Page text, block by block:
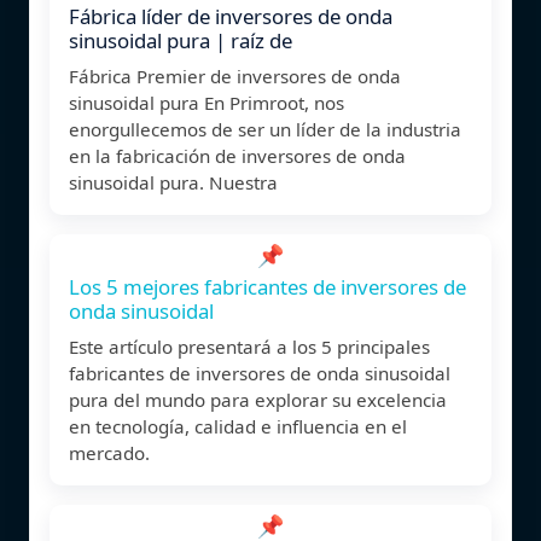
Fábrica líder de inversores de onda
sinusoidal pura | raíz de
Fábrica Premier de inversores de onda
sinusoidal pura En Primroot, nos
enorgullecemos de ser un líder de la industria
en la fabricación de inversores de onda
sinusoidal pura. Nuestra
📌
Los 5 mejores fabricantes de inversores de
onda sinusoidal
Este artículo presentará a los 5 principales
fabricantes de inversores de onda sinusoidal
pura del mundo para explorar su excelencia
en tecnología, calidad e influencia en el
mercado.
📌